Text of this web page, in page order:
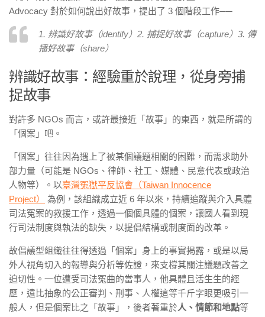
Advocacy 對於如何說出好故事，提出了 3 個階段工作──
1. 辨識好故事（identify）2. 捕捉好故事（capture）3. 傳
播好故事（share）
辨識好故事：經驗重於說理，從身旁捕
捉故事
對許多 NGOs 而言，或許最接近「故事」的東西，就是所謂的
「個案」吧。
「個案」往往因為遇上了被某個議題相關的困難，而需求助外
部力量（可能是 NGOs、律師、社工、媒體、民意代表或政治
人物等）。以臺灣冤獄平反協會（Taiwan Innocence
Project）
為例，該組織成立近 6 年以來，持續追蹤與介入具體
司法冤案的救援工作，透過一個個具體的個案，讓國人看到現
行司法制度與執法的缺失，以提倡結構或制度面的改革。
故倡議型組織往往得透過「個案」身上的事實揭露，或是以局
外人視角切入的報導與分析等佐證，來支橕其關注議題改善之
迫切性。一位遭受司法冤曲的當事人，他具體且活生生的經
歷，遠比抽象的公正審判、刑事、人權這等千斤字眼更吸引一
般人，但是個案比之「故事」，後者著重於人、情節和地點等